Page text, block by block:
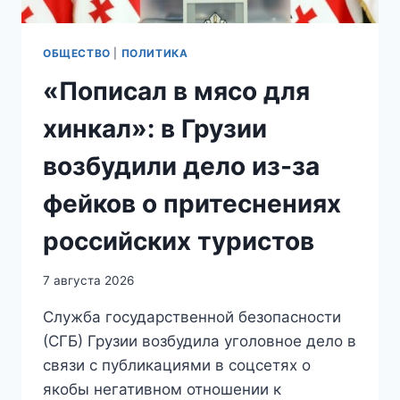
ОБЩЕСТВО ПОЛИТИКА
«Пописал в мясо для
хинкал»: в Грузии
возбудили дело из-за
фейков о притеснениях
российских туристов
7 августа 2026
Служба государственной безопасности
(СГБ) Грузии возбудила уголовное дело в
связи с публикациями в соцсетях о
якобы негативном отношении к